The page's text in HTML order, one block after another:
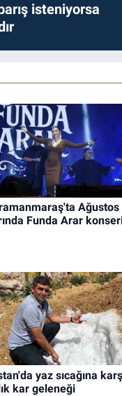
isteniyorsa
Ağustos
Funda Arar
yaz sıcağına
kar geleneği